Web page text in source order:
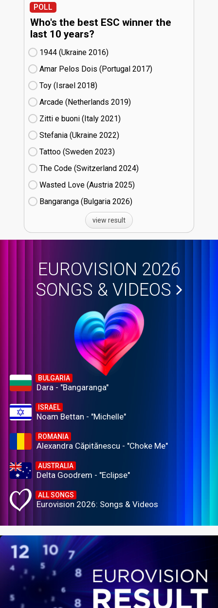
POLL
Who's the best ESC winner the
last 10 years?
1944 (Ukraine
16)
Amar Pelos Dois (Portugal
17)
Toy (Israel
18)
Arcade (Netherlands
19)
Zitti e buoni​ (Italy
21)
Stefania (Ukraine
22)
Tattoo (Sweden
23)
The Code (Switzerland
24)
Wasted Love (Austria
25)
Bangaranga (Bulgaria
26)
view result
EUROVISION 2026
SONGS & VIDEOS
BULGARIA
Dara - "Bangaranga"
ISRAEL
Noam Bettan - "Michelle"
ROMANIA
Alexandra Căpitănescu - "Choke Me"
AUSTRALIA
Delta Goodrem - "Eclipse"
ALL SONGS
Eurovision 2026: Songs & Videos